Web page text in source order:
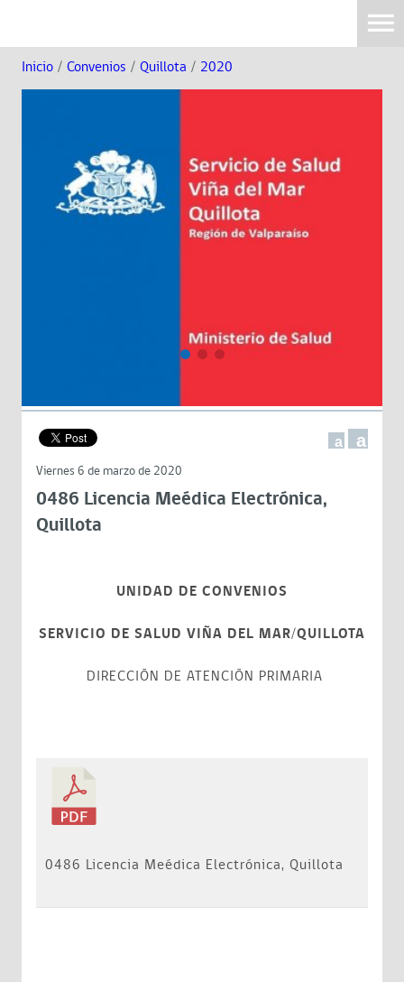
Inicio / Convenios / Quillota / 2020
a a
Viernes 6 de marzo de 2020
0486 Licencia Meédica Electrónica,
Quillota
UNIDAD DE CONVENIOS
SERVICIO DE SALUD VIÑA DEL MAR/QUILLOTA
DIRECCIÓN DE ATENCIÓN PRIMARIA
0486 Licencia Meédica Electrónica, Quillota